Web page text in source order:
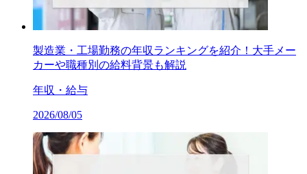
製造業・工場勤務の年収ランキングを紹介！大手メー
カーや職種別の給料背景も解説
年収・給与
2026/08/05